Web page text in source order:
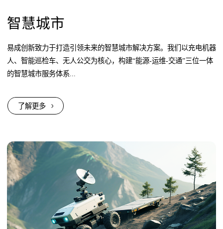
智慧城市
易成创新致力于打造引领未来的智慧城市解决方案。我们以充电机器
人、智能巡检车、无人公交为核心，构建“能源-运维-交通”三位一体
的智慧城市服务体系...
了解更多